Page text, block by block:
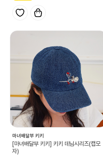
마녀배달부 키키
[마녀배달부 키키] 키키 데님시리즈(캡모
자)